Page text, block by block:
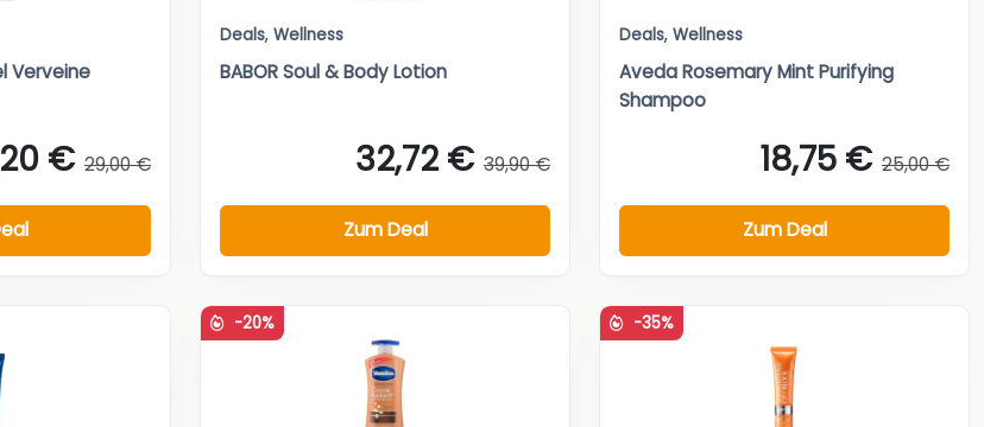
Verveine
€ 29,00 €
Deals, Wellness
BABOR Soul & Body Lotion
32,72 € 39,90 €
Zum Deal
Deals, Wellness
Aveda Rosemary Mint Purifying
Shampoo
18,75 € 25,00 €
Zum Deal
-20% -35%